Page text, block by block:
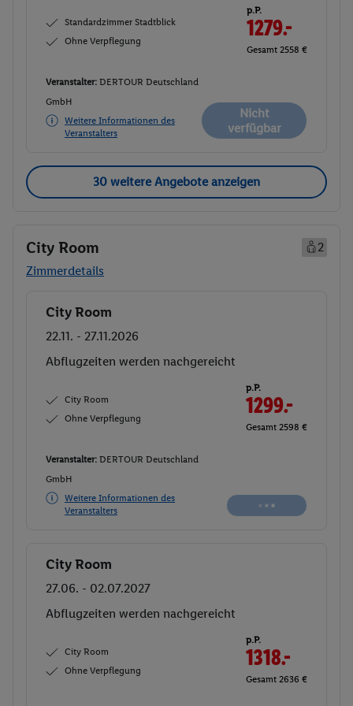
Standardzimmer Stadtblick
Ohne Verpflegung
p.P.
1279.-
Gesamt 2558 €
Veranstalter: DERTOUR Deutschland
GmbH
Weitere Informationen des
Veranstalters
Nicht
verfügbar
30 weitere Angebote anzeigen
City Room
2
Zimmerdetails
Buchen
City Room
22.11. - 27.11.2026
Abflugzeiten werden nachgereicht
City Room
Ohne Verpflegung
p.P.
1299.-
Gesamt 2598 €
Veranstalter: DERTOUR Deutschland
GmbH
Weitere Informationen des
Veranstalters
Buchen
City Room
27.06. - 02.07.2027
Abflugzeiten werden nachgereicht
City Room
Ohne Verpflegung
p.P.
1318.-
Gesamt 2636 €